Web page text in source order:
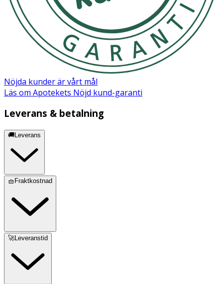
- Starta vibrationerna genom att trycka borsthuvudet
mot tänderna eller använd strömknappen.
- För försiktigt borsten över alla tandytor i 2 minuter –
två gånger om dagen.
- Ladda enkelt i den trådlösa laddningsstationen vid
behov.
Nöjda kunder är vårt mål
Läs om Apotekets Nöjd kund-garanti
Leverans & betalning
🚚Leverans
🧺Fraktkostnad
🚀Leveranstid